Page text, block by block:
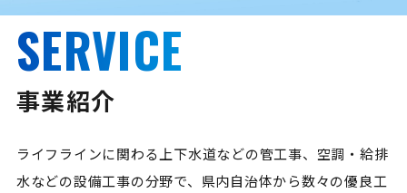
SERVICE
事業紹介
ライフラインに関わる上下水道などの管工事、空調・給排
水などの設備工事の分野で、県内自治体から数々の優良工